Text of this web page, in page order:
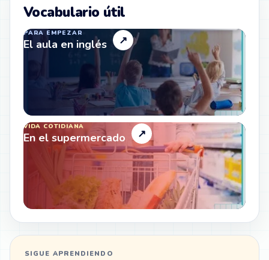
Vocabulario útil
PARA EMPEZAR
El aula en inglés ↗
VIDA COTIDIANA
En el supermercado ↗
SIGUE APRENDIENDO